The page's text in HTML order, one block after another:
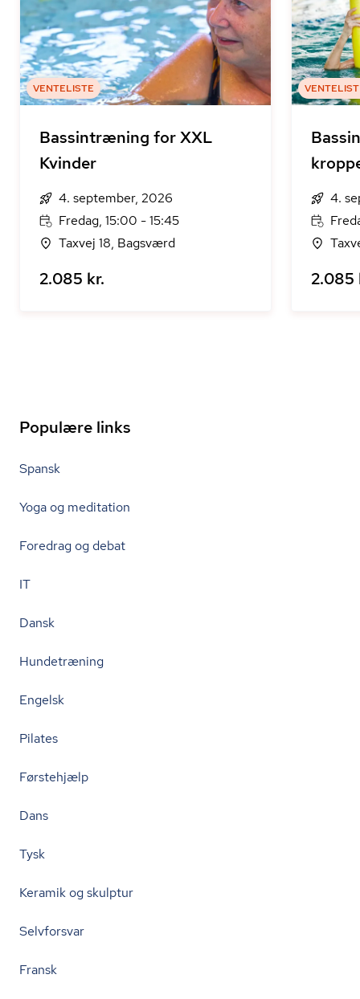
VENTELISTE
Bassintræning for XXL
Kvinder
4. september, 2026
Fredag, 15:00 - 15:45
Taxvej 18, Bagsværd
2.085 kr.
4.
2.085
Populære links
Spansk
Yoga og meditation
Foredrag og debat
IT
Dansk
Hundetræning
Engelsk
Pilates
Førstehjælp
Dans
Tysk
Keramik og skulptur
Selvforsvar
Fransk